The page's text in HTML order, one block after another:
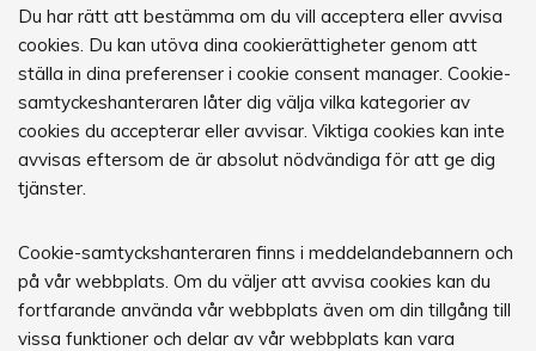
Du har rätt att bestämma om du vill acceptera eller avvisa
cookies. Du kan utöva dina cookierättigheter genom att
ställa in dina preferenser i cookie consent manager. Cookie-
samtyckeshanteraren låter dig välja vilka kategorier av
cookies du accepterar eller avvisar. Viktiga cookies kan inte
avvisas eftersom de är absolut nödvändiga för att ge dig
tjänster.
Cookie-samtyckshanteraren finns i meddelandebannern och
på vår webbplats. Om du väljer att avvisa cookies kan du
fortfarande använda vår webbplats även om din tillgång till
vissa funktioner och delar av vår webbplats kan vara